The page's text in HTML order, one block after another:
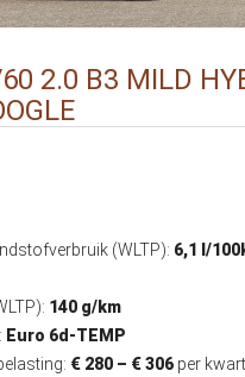
2.0 B3 MILD
(WLTP): 6,1 l/
140 g/km
Euro 6d-TEMP
€ 280 – € 306 per